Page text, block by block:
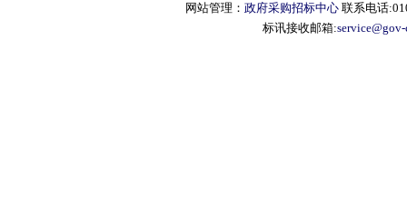
网站管理： 政府采购招标中心 联系电话
标讯接收邮箱: